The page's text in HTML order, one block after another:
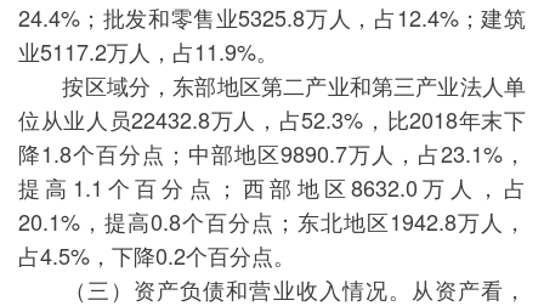
24.4%；批发和零售业5325.8万人，占12.4%；建筑
业5117.2万人，占11.9%。
按区域分，东部地区第二产业和第三产业法人单
位从业人员22432.8万人，占52.3%，比2018年末下
降1.8个百分点；中部地区9890.7万人，占23.1%，
提高1.1个百分点；西部地区8632.0万人，占
20.1%，提高0.8个百分点；东北地区1942.8万人，
占4.5%，下降0.2个百分点。
（三）资产负债和营业收入情况。从资产看，